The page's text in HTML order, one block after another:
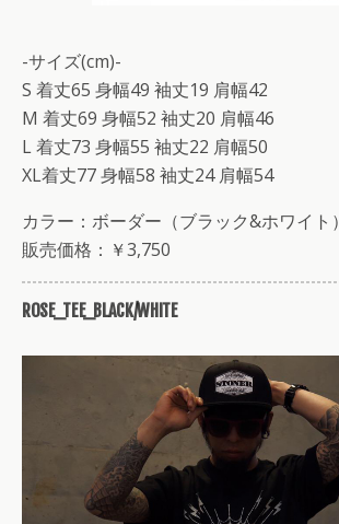
-サイズ(cm)-
S 着丈65 身幅49 袖丈19 肩幅42
M 着丈69 身幅52 袖丈20 肩幅46
L 着丈73 身幅55 袖丈22 肩幅50
XL着丈77 身幅58 袖丈24 肩幅54
カラー：ボーダー（ブラック&ホワイト）
販売価格：￥3,750
ROSE_TEE_BLACK/WHITE